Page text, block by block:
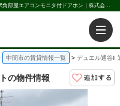
デュエル通谷Ⅱ 通谷の1K賃貸アパート！敷金礼金０円通谷駅角部屋エアコンモニタ付ドアホン｜株式会社ハウス倶楽部
中間市の賃貸情報一覧 デュエル通谷Ⅱ
の物件情報